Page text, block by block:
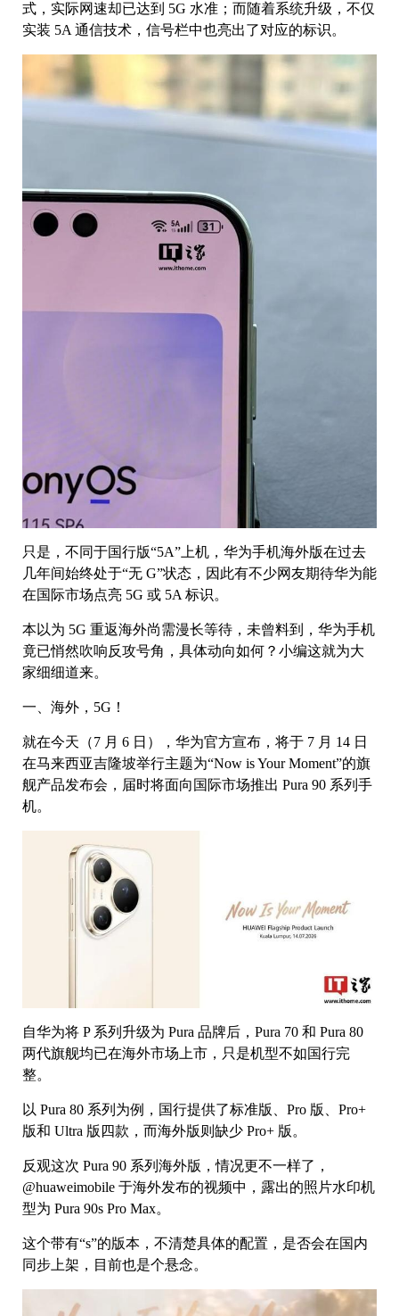
式，实际网速却已达到 5G 水准；而随着系统升级，不仅
实装 5A 通信技术，信号栏中也亮出了对应的标识。
只是，不同于国行版“5A”上机，华为手机海外版在过去
几年间始终处于“无 G”状态，因此有不少网友期待华为能
在国际市场点亮 5G 或 5A 标识。
本以为 5G 重返海外尚需漫长等待，未曾料到，华为手机
竟已悄然吹响反攻号角，具体动向如何？小编这就为大
家细细道来。
一、海外，5G！
就在今天（7 月 6 日），华为官方宣布，将于 7 月 14 日
在马来西亚吉隆坡举行主题为“Now is Your Moment”的旗
舰产品发布会，届时将面向国际市场推出 Pura 90 系列手
机。
自华为将 P 系列升级为 Pura 品牌后，Pura 70 和 Pura 80
两代旗舰均已在海外市场上市，只是机型不如国行完
整。
以 Pura 80 系列为例，国行提供了标准版、Pro 版、Pro+
版和 Ultra 版四款，而海外版则缺少 Pro+ 版。
反观这次 Pura 90 系列海外版，情况更不一样了，
@huaweimobile 于海外发布的视频中，露出的照片水印机
型为 Pura 90s Pro Max。
这个带有“s”的版本，不清楚具体的配置，是否会在国内
同步上架，目前也是个悬念。